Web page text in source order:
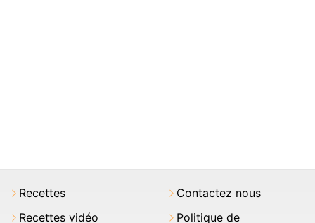
Recettes
Recettes vidéo
Contactez nous
Politique de